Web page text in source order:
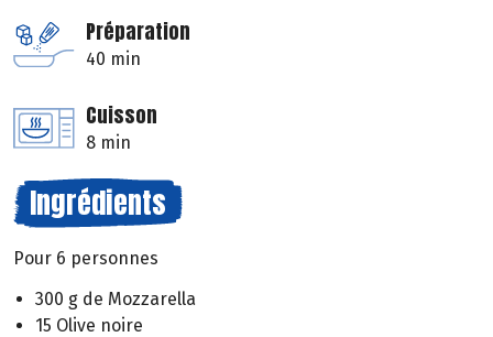
Préparation
40 min
Cuisson
8 min
Ingrédients
Pour 6 personnes
300 g de Mozzarella
15 Olive noire